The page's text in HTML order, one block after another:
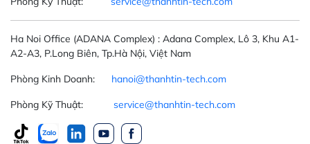
Ha Noi Office (ADANA Complex) : Adana Complex, Lô 3, Khu A1-
A2-A3, P.Long Biên, Tp.Hà Nội, Việt Nam
Phòng Kinh Doanh: hanoi@thanhtin-tech.com
Phòng Kỹ Thuật: service@thanhtin-tech.com